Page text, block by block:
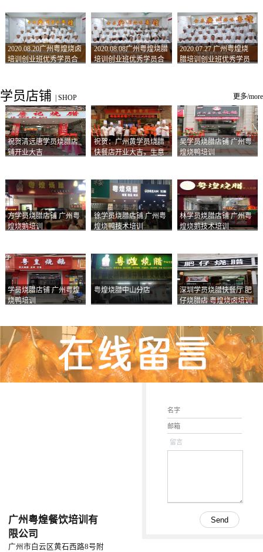
2020.08.20广州粤煌烧卤
培训创业班优秀学员合
2020.08.08广州粤煌烧腊
培训创业班优秀学员合
2020.07.27 广州粤煌烧
腊培训创业班优秀学员
学员店铺 SHOP 更多/more
祝贺清远唐学员烧腊店
铺开业大吉
祝贺：广州黄学员烧腊
快餐店开业大吉，生意
吴学员烧腊店铺 广州粤
煌烧鸭培训
方学员烧腊店铺 广州粤
煌烧鹅培训
徐学员烧腊店铺 广州粤
煌烧鸭技术培训
林学员烧腊店铺 广州粤
煌烧鹅技术培训
学员烧腊店铺 广州粤煌
烧鸭培训
粤煌烧腊中山分店
深圳学员烧腊快餐厅 肥
仔烧腊店 粤煌烧卤培训
广州粤煌餐饮培训有
限公司
广州市白云区黄石西路8号附
留言